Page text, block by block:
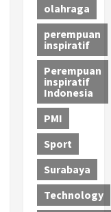
olahraga
perempuan
inspiratif
Perempuan
inspiratif
Indonesia
PMI
Sport
Surabaya
Technology